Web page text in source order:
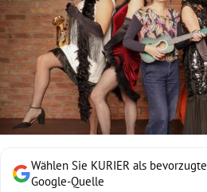
Untermenü
Wählen Sie KURIER als bevorzugte
Google-Quelle